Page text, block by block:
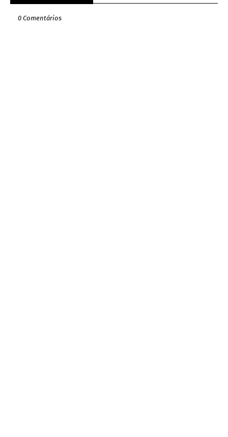
0 Comentários